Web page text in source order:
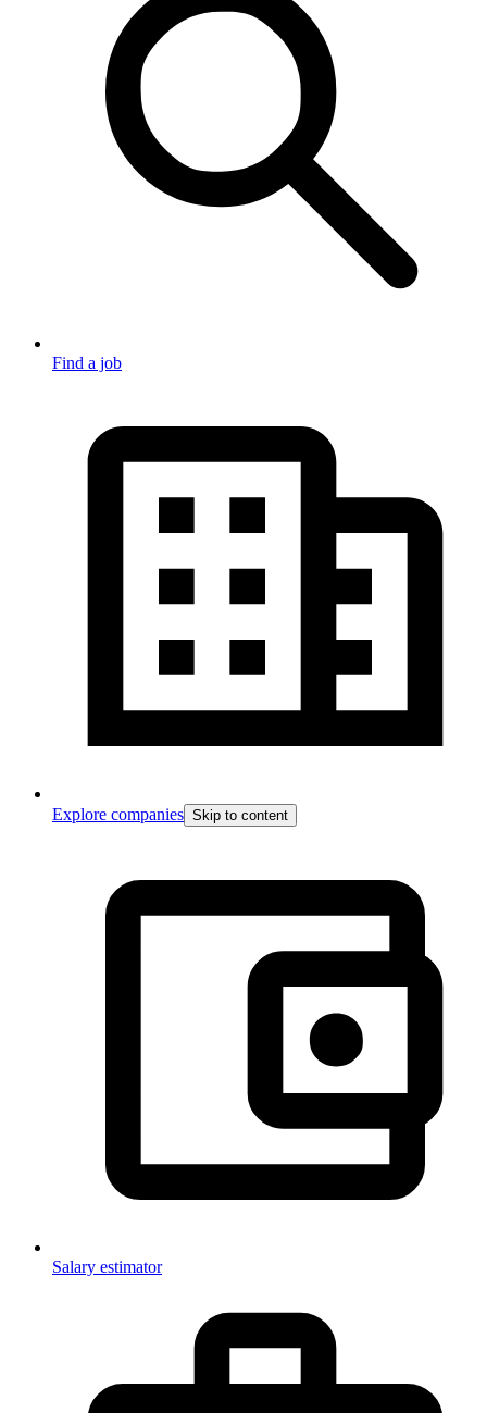
Find a job
Explore companies Skip to content
Salary estimator